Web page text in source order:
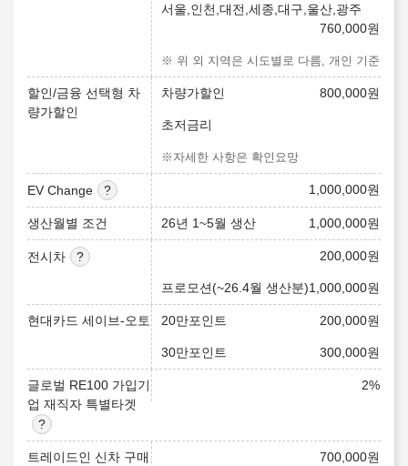
서울,인천,대전,세종,대구,울산,광주
760,000원
※ 위 외 지역은 시도별로 다름, 개인 기준
할인/금융 선택형 차
량가할인
차량가할인 800,000원
초저금리
※자세한 사항은 확인요망
EV Change 1,000,000원
생산월별 조건 26년 1~5월 생산 1,000,000원
전시차 200,000원
프로모션(~26.4월 생산분)1,000,000원
현대카드 세이브-오토 20만포인트 200,000원
30만포인트 300,000원
글로벌 RE100 가입기
업 재직자 특별타겟
2%
트레이드인 신차 구매
700,000원